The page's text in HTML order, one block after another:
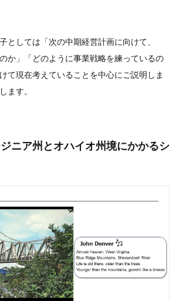
としては「次の中期経営計画に向けて、
か」「どのように事業戦略を練っているの
て現在考えていることを中心にご説明しま
ます。
ニア州とオハイオ州境にかかるシ